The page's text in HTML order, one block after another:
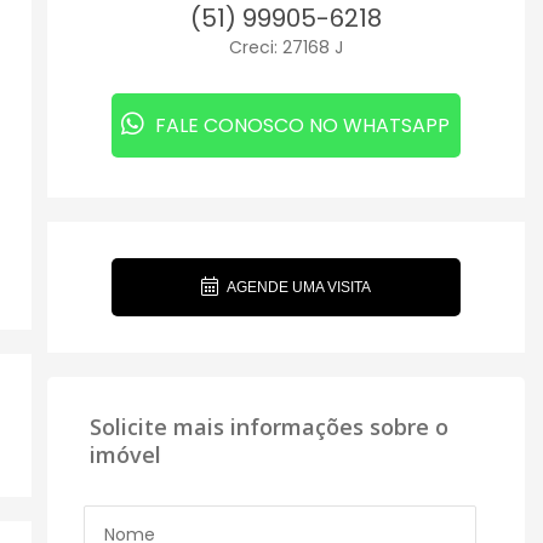
(51) 99905-6218
Creci: 27168 J
FALE CONOSCO NO WHATSAPP
AGENDE UMA VISITA
Solicite mais informações sobre o
imóvel